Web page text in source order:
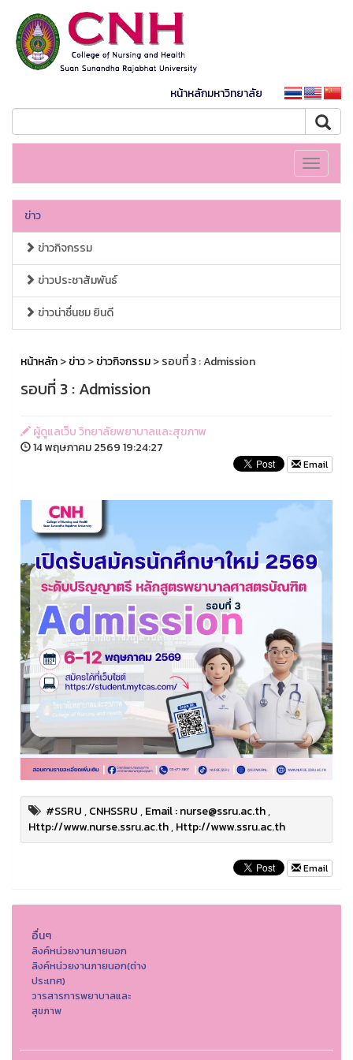
หน้าหลักมหาวิทยาลัย
Toggle
ข่าว
ข่าวกิจกรรม
ข่าวประชาสัมพันธ์
ข่าวน่าชื่นชม ยินดี
หน้าหลัก>ข่าว>ข่าวกิจกรรม> รอบที่ 3 : Admission
รอบที่ 3 : Admission
ผู้ดูแลเว็บ วิทยาลัยพยาบาลและสุขภาพ
14 พฤษภาคม 2569 19:24:27
Email
#SSRU,CNHSSRU,Email : nurse@ssru.ac.th,
Http://www.nurse.ssru.ac.th,Http://www.ssru.ac.th
Email
อื่นๆ
ลิงค์หน่วยงานภายนอก
ลิงค์หน่วยงานภายนอก(ต่าง
ประเทศ)
วารสารการพยาบาลและ
สุขภาพ